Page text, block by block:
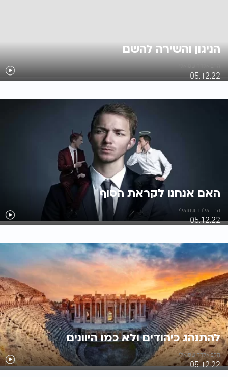
הניגון והשירה להשם
05.12.22
האם אנחנו לקראת הסוף
הרב אלדד שמואלי
05.12.22
להתנהג כיהודים ולא כמו היוונים
הרב אלדד שמואלי
05.12.22